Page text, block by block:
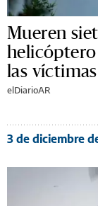
Mueren
helicóptero
las víctimas
elDiarioAR
3 de diciembre